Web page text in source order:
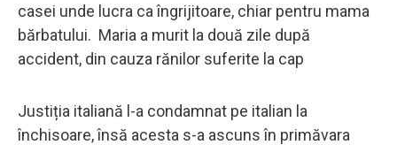
casei unde lucra ca îngrijitoare, chiar pentru mama
bărbatului. Maria a murit la două zile după
accident, din cauza rănilor suferite la cap
Justiția italiană l-a condamnat pe italian la
închisoare, însă acesta s-a ascuns în primăvara